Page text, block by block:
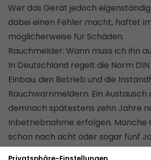
Wer das Gerät jedoch
dabei einen Fehler macht, haftet
möglicherweise für Schäden.
Rauchmelder: Wann muss ich ihn
In Deutschland regelt die Norm DIN
Einbau, den Betrieb und die
Rauchwarnmeldern. Ein
demnach spätestens zehn Jahre
Inbetriebnahme erfolgen. Manche
schon nach acht oder sogar fünf